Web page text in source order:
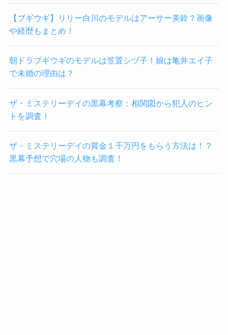
【ブギウギ】リリー白川のモデルはアーサー美鈴？画像
や経歴もまとめ！
朝ドラブギウギのモデルは笠置シヅ子！娘は亀井エイ子
で未婚の理由は？
ザ・ミステリーデイの黒幕考察：相関図から犯人のヒン
トを調査！
ザ・ミステリーデイの賞金１千万円をもらう方法は！？
黒幕予想で穴場の人物も調査！